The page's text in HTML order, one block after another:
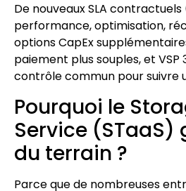
De nouveaux SLA
performance, optimisation,
options CapEx
paiement plus souples, et
contrôle commun pour suivre
Pourquoi le
Service
du terrain ?
Parce que de nombreuses